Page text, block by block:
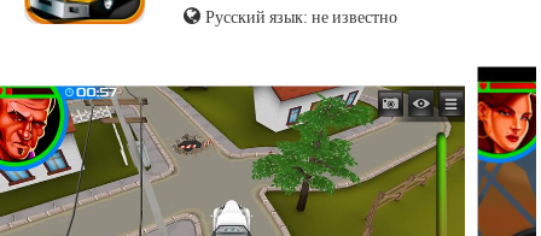
Русский язык: не известно